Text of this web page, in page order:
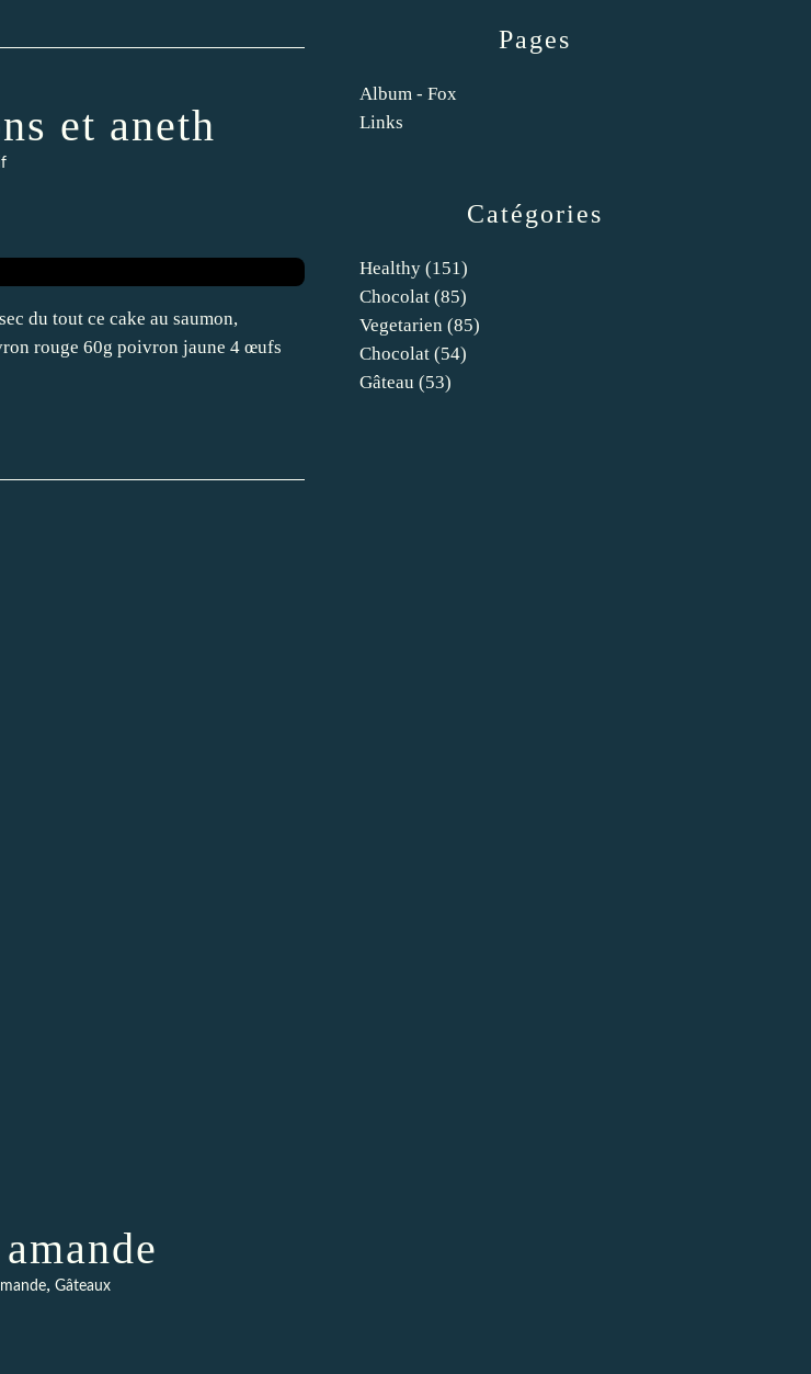
et aneth
du tout ce cake au saumon,
rouge 60g poivron jaune 4 œufs
, Gâteaux
Catégories
Healthy (151)
Chocolat (85)
Vegetarien (85)
Chocolat (54)
Gâteau (53)
Pages
Album - Fox
Links